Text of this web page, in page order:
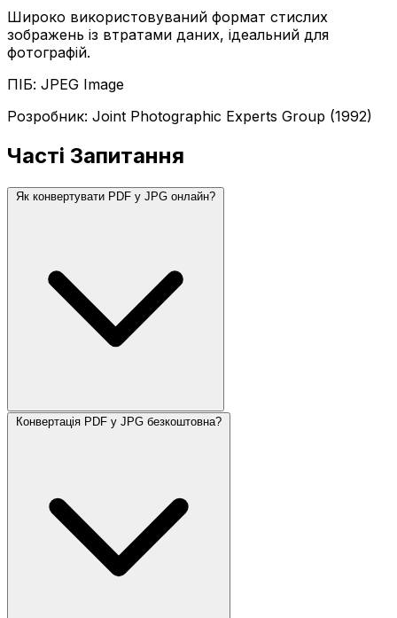
Широко використовуваний формат стислих
зображень із втратами даних, ідеальний для
фотографій.
ПІБ: JPEG Image
Розробник: Joint Photographic Experts Group (1992)
Часті Запитання
Як конвертувати PDF у JPG онлайн?
Конвертація PDF у JPG безкоштовна?